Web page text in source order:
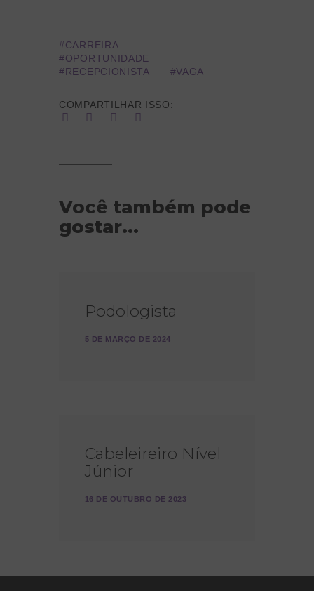
CARREIRA
OPORTUNIDADE
RECEPCIONISTA
VAGA
COMPARTILHAR ISSO:
Você também pode
gostar...
Podologista
5 DE MARÇO DE 2024
Cabeleireiro Nível
Júnior
16 DE OUTUBRO DE 2023